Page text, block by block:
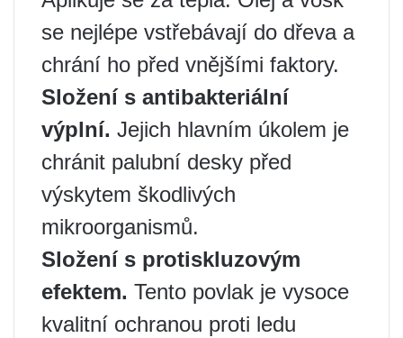
se nejlépe vstřebávají do dřeva a
chrání ho před vnějšími faktory.
Složení s antibakteriální
výplní. Jejich hlavním úkolem je
chránit palubní desky před
výskytem škodlivých
mikroorganismů.
Složení s protiskluzovým
efektem. Tento povlak je vysoce
kvalitní ochranou proti ledu